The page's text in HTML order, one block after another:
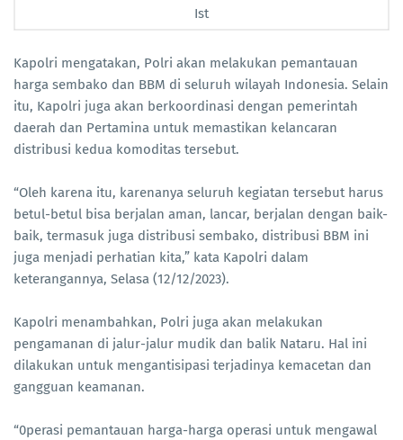
Ist
Kapolri mengatakan, Polri akan melakukan pemantauan
harga sembako dan BBM di seluruh wilayah Indonesia. Selain
itu, Kapolri juga akan berkoordinasi dengan pemerintah
daerah dan Pertamina untuk memastikan kelancaran
distribusi kedua komoditas tersebut.
“Oleh karena itu, karenanya seluruh kegiatan tersebut harus
betul-betul bisa berjalan aman, lancar, berjalan dengan baik-
baik, termasuk juga distribusi sembako, distribusi BBM ini
juga menjadi perhatian kita,” kata Kapolri dalam
keterangannya, Selasa (12/12/2023).
Kapolri menambahkan, Polri juga akan melakukan
pengamanan di jalur-jalur mudik dan balik Nataru. Hal ini
dilakukan untuk mengantisipasi terjadinya kemacetan dan
gangguan keamanan.
“0perasi pemantauan harga-harga operasi untuk mengawal